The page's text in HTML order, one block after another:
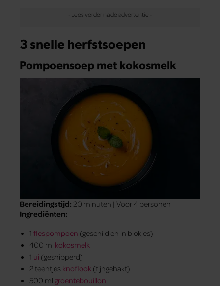
3 snelle herfstsoepen
Pompoensoep met kokosmelk
Bereidingstijd: 20 minuten | Voor 4 personen
Ingrediënten:
1 flespompoen (geschild en in blokjes)
400 ml kokosmelk
1 ui (gesnipperd)
2 teentjes knoflook (fijngehakt)
500 ml groentebouillon